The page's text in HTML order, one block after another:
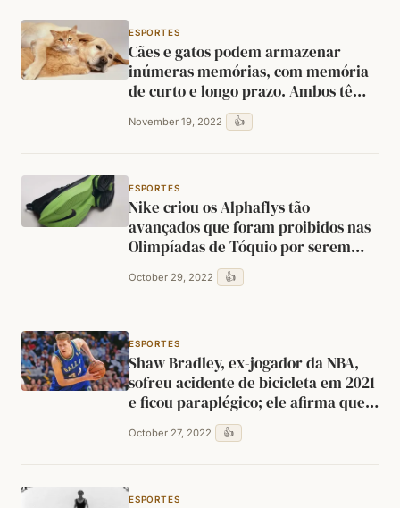
ESPORTES
Cães e gatos podem armazenar
inúmeras memórias, com memória
de curto e longo prazo. Ambos têm
excelente memória de longo prazo.
November 19, 2022 👍
ESPORTES
Nike criou os Alphaflys tão
avançados que foram proibidos nas
Olimpíadas de Tóquio por serem
considerados dopagem tecnológica.
October 29, 2022 👍
ESPORTES
Shaw Bradley, ex-jogador da NBA,
sofreu acidente de bicicleta em 2021
e ficou paraplégico; ele afirma que
sua altura dificultou a recuperação.
October 27, 2022 👍
ESPORTES